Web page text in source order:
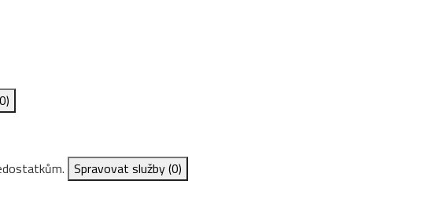
Spravovat služby(0)